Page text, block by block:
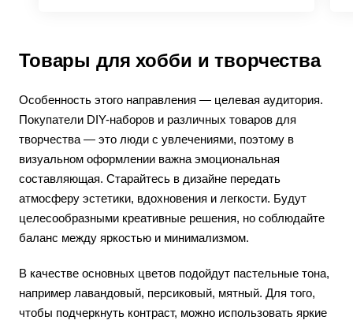
Товары для хобби и творчества
Особенность этого направления — целевая аудитория.
Покупатели DIY-наборов и различных товаров для
творчества — это люди с увлечениями, поэтому в
визуальном оформлении важна эмоциональная
составляющая. Старайтесь в дизайне передать
атмосферу эстетики, вдохновения и легкости. Будут
целесообразными креативные решения, но соблюдайте
баланс между яркостью и минимализмом.
В качестве основных цветов подойдут пастельные тона,
например лавандовый, персиковый, мятный. Для того,
чтобы подчеркнуть контраст, можно использовать яркие